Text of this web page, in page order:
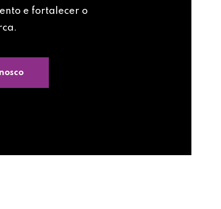
e fortalecer o